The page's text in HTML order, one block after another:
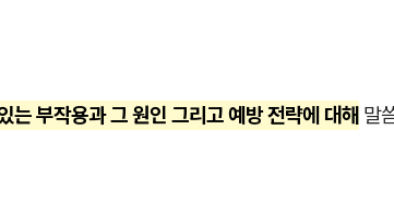
는 부작용과 그 원인 그리고 예방 전략에 대해 말